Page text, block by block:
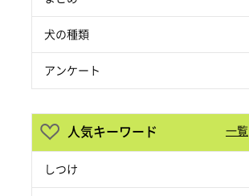
犬の種類
アンケート
人気キーワード 一覧
しつけ